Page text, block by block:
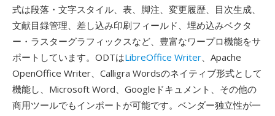
式は段落・文字スタイル、表、脚注、変更履歴、目次生成、
文献目録管理、差し込み印刷フィールド、埋め込みベクタ
ー・ラスターグラフィックスなど、豊富なワープロ機能をサ
ポートしています。ODTはLibreOffice Writer、Apache
OpenOffice Writer、Calligra Wordsのネイティブ形式として
機能し、Microsoft Word、Googleドキュメント、その他の
商用ツールでもインポートが可能です。ベンダー独立性が一